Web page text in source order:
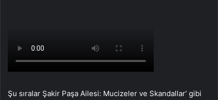
Şu sıralar Şakir Paşa Ailesi: Mucizeler ve Skandallar’ gibi